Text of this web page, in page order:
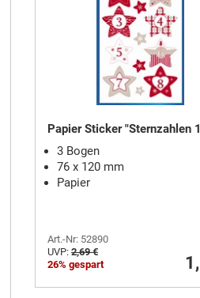
Papier Sticker "Sternzahlen
3 Bogen
76 x 120 mm
Papier
Art.-Nr: 52890
UVP: 2,69 €
26% gespart